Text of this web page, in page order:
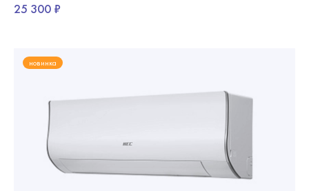
25 300 ₽
новинка